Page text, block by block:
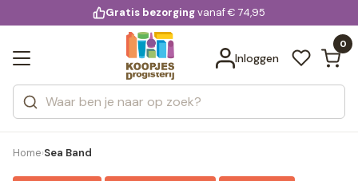
voor 20:00 uur besteld
Gratis bezorgingvanaf € 74,95
Inloggen
0
Zoeken
Categorieën
Merken
Bekijk alle resultaten
Home›Sea Band